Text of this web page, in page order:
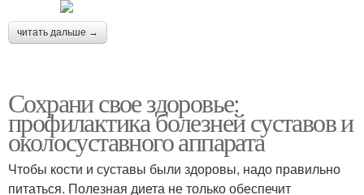
читать дальше →
Сохрани свое здоровье:
профилактика болезней суставов и
околосуставного аппарата
Чтобы кости и суставы были здоровы, надо правильно
питаться. Полезная диета не только обеспечит